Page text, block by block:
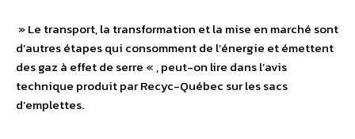
» Le transport, la transformation et la mise en marché sont
d’autres étapes qui consomment de l’énergie et émettent
des gaz à effet de serre « , peut-on lire dans l’avis
technique produit par Recyc-Québec sur les sacs
d’emplettes.